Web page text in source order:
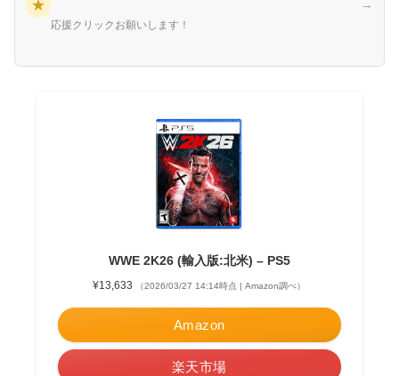
★
応援クリックお願いします！
→
WWE 2K26 (輸入版:北米) – PS5
¥13,633 （2026/03/27 14:14時点 | Amazon調べ）
Amazon
楽天市場